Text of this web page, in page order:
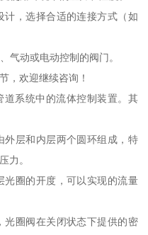
，选择合适的连接方式（如
气动或电动控制的阀门。
，欢迎继续咨询！
系统中的流体控制装置。其
层和内层两个圆环组成，特
力。
圈的开度，可以实现的流量
圈阀在关闭状态下提供的密